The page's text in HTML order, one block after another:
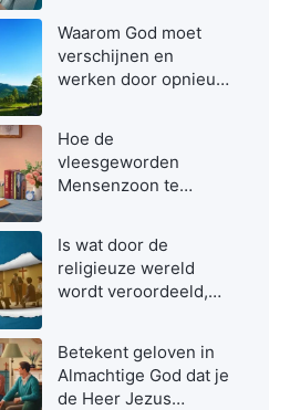
Waarom God moet
verschijnen en
werken door opnieuw
Hoe de
vleesgeworden
Mensenzoon te
Is wat door de
religieuze wereld
wordt veroordeeld,
Betekent geloven in
Almachtige God dat je
de Heer Jezus